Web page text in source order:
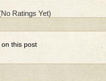
Ratings Yet)
this post